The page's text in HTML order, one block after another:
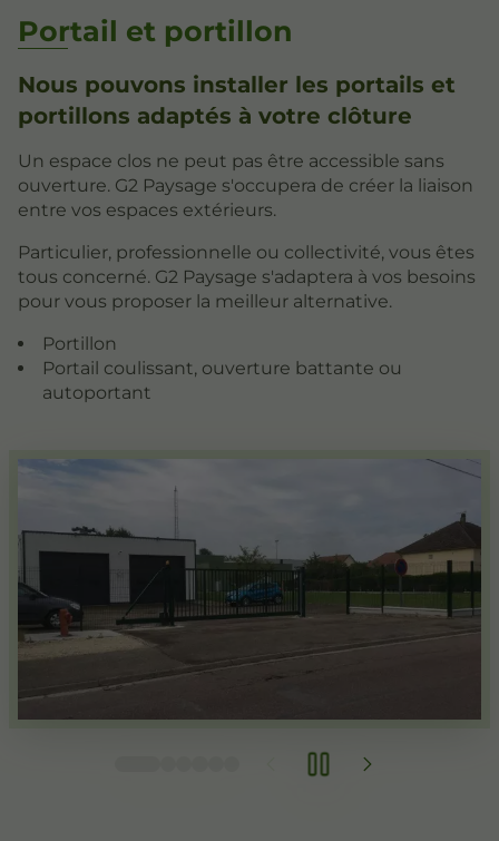
Portail et portillon
Nous pouvons installer les portails et
portillons adaptés à votre clôture
Un espace clos ne peut pas être accessible sans
ouverture. G2 Paysage s'occupera de créer la liaison
entre vos espaces extérieurs.
Particulier, professionnelle ou collectivité, vous êtes
tous concerné. G2 Paysage s'adaptera à vos besoins
pour vous proposer la meilleur alternative.
Portillon
Portail coulissant, ouverture battante ou
autoportant